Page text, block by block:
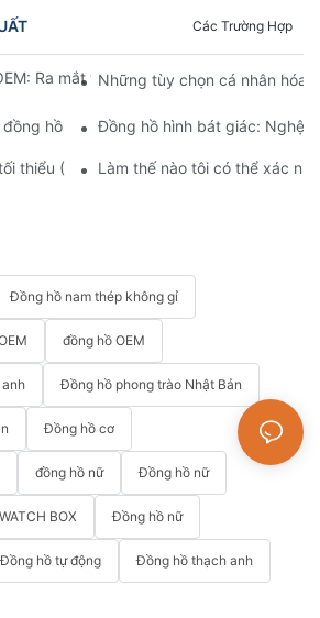
Các Trường Hợp
Ra mắt thương hiệu của bạn trong 12
Những tùy chọn cá nhân hóa
hồ nào?Đồng hồ hình bát giác: Nghệ
thiểu (MOQ) đối với đồng hồ là bao
Làm thế nào tôi có thể xác
Đồng hồ nam thép không gỉ
đồng hồ OEM
Đồng hồ phong trào Nhật Bản
Đồng hồ cơ
đồng hồ nữ Đồng hồ nữ
WATCH BOX Đồng hồ nữ
Đồng hồ tự động Đồng hồ thạch anh